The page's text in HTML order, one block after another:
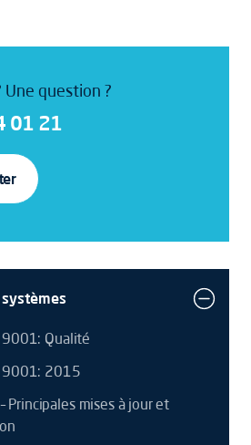
Une question ?
01 21
9001: Qualité
9001: 2015
Principales mises à jour et